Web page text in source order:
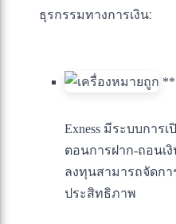
ธุรกรรมทางการเงิน:
**
Exness มีระบบการ
ตอนการฝาก-ถอนเ
ลงทุนสามารถจัดกา
ประสิทธิภาพ